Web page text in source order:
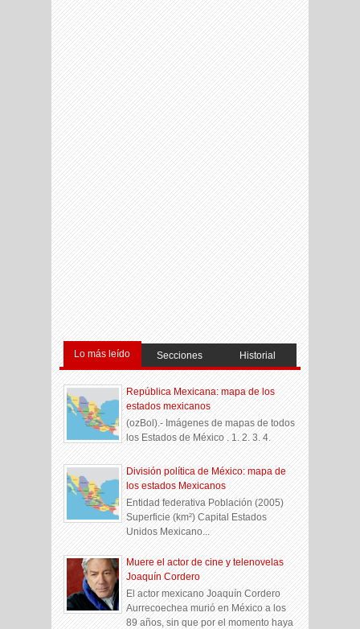
Lo más leído Secciones Historial
República Mexicana: mapa de los
estados mexicanos
(ozBol).- Imágenes de mapas de todos
los Estados de México . 1. 2. 3. 4.
División política de México: mapa de
los estados Mexicanos
Entidad federativa Población (2005)
Superficie (km²) Capital Estados
Unidos Mexicano...
Muere el actor de cine y telenovelas
Joaquín Cordero
El actor mexicano Joaquín Cordero
Aurrecoechea murió en México a los
89 años, sin que por el momento haya